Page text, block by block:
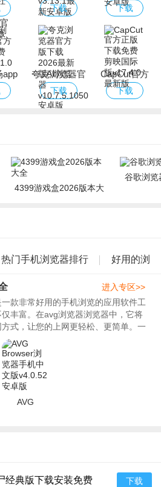
弹
）
下载2026中文
最新版
下载
免费网络短剧
软件官方下载
下载
app
费
夸克浏览器官
方版下载2026
最新版AI浏览
下载
CapCut官方
正版下载免费
下载
4399游戏盒2026版本大
谷歌浏览
热门手机浏览器排行 好用的浏
览器
款非常好用的手机浏览的应用软件工
丰富。在avg浏览器浏览器中，它将
式，让您的上网更轻松、更简单。一
多你想要的优质资源。289今天为你
、最新版等等内容，你可以根据自己
们快快下载体验吧。..
进入专区>>
AVG
经典版下载安装免费
下载